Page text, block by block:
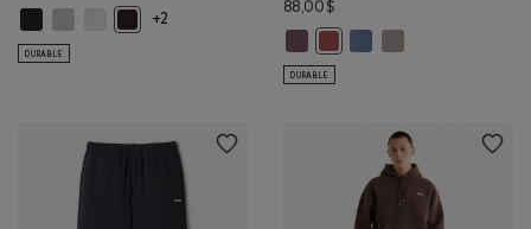
Haut côtelé ajusté à manches courtes Roam: NOIR Couleur
Haut côtelé ajusté à manches courtes Roam: MÉLANGE GRIS GIVRÉ
Haut côtelé ajusté à manches courtes Roam: BLANC Couleur
Haut côtelé ajusté à manches courtes Roam: CAFÉ NOIR
+2
DURABLE
88,00$
Pantalon à jambe large en
DURABLE